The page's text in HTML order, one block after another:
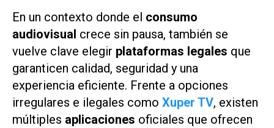
En un contexto donde el consumo
audiovisual crece sin pausa, también se
vuelve clave elegir plataformas legales que
garanticen calidad, seguridad y una
experiencia eficiente. Frente a opciones
irregulares e ilegales como Xuper TV, existen
múltiples aplicaciones oficiales que ofrecen